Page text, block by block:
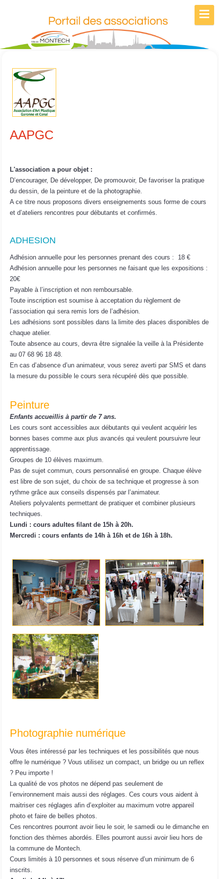
AAPGC
L'association a pour objet :
D’encourager, De développer, De promouvoir, De favoriser la pratique
du dessin, de la peinture et de la photographie.
A ce titre nous proposons divers enseignements sous forme de cours
et d’ateliers rencontres pour débutants et confirmés.
ADHESION
Adhésion annuelle pour les personnes prenant des cours : 18 €
Adhésion annuelle pour les personnes ne faisant que les expositions :
20€
Payable à l’inscription et non remboursable.
Toute inscription est soumise à acceptation du règlement de
l’association qui sera remis lors de l’adhésion.
Les adhésions sont possibles dans la limite des places disponibles de
chaque atelier.
Toute absence au cours, devra être signalée la veille à la Présidente
au 07 68 96 18 48.
En cas d’absence d’un animateur, vous serez averti par SMS et dans
la mesure du possible le cours sera récupéré dès que possible.
Peinture
Enfants accueillis à partir de 7 ans.
Les cours sont accessibles aux débutants qui veulent acquérir les
bonnes bases comme aux plus avancés qui veulent poursuivre leur
apprentissage.
Groupes de 10 élèves maximum.
Pas de sujet commun, cours personnalisé en groupe. Chaque élève
est libre de son sujet, du choix de sa technique et progresse à son
rythme grâce aux conseils dispensés par l’animateur.
Ateliers polyvalents permettant de pratiquer et combiner plusieurs
techniques.
Lundi : cours adultes filant de 15h à 20h.
Mercredi : cours enfants de 14h à 16h et de 16h à 18h.
Photographie numérique
Vous êtes intéressé par les techniques et les possibilités que nous
offre le numérique ? Vous utilisez un compact, un bridge ou un reflex
? Peu importe !
La qualité de vos photos ne dépend pas seulement de
l’environnement mais aussi des réglages. Ces cours vous aident à
maitriser ces réglages afin d’exploiter au maximum votre appareil
photo et faire de belles photos.
Ces rencontres pourront avoir lieu le soir, le samedi ou le dimanche en
fonction des thèmes abordés. Elles pourront aussi avoir lieu hors de
la commune de Montech.
Cours limités à 10 personnes et sous réserve d’un minimum de 6
inscrits.